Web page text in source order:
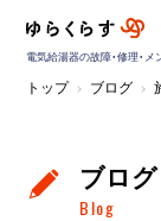
電気給湯器の故障・修理・
トップ ブログ
ブログ
Blog